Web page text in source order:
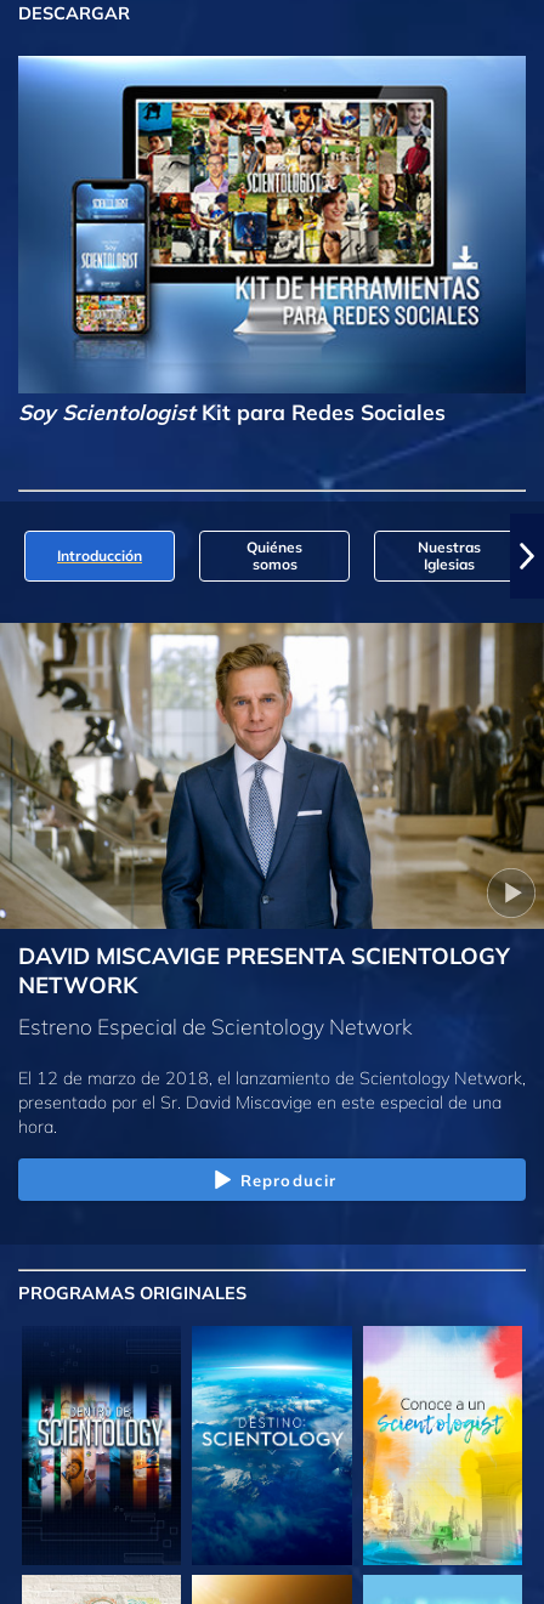
DESCARGAR
Soy ScientologistKit para Redes Sociales
Introducción
Quiénes
somos
Nuestras
Iglesias
DAVID MISCAVIGE PRESENTA SCIENTOLOGY
NETWORK
Estreno Especial de Scientology Network
El 12 de marzo de 2018, el lanzamiento de Scientology Network,
presentado por el Sr. David Miscavige en este especial de una
hora.
Reproducir
PROGRAMAS ORIGINALES